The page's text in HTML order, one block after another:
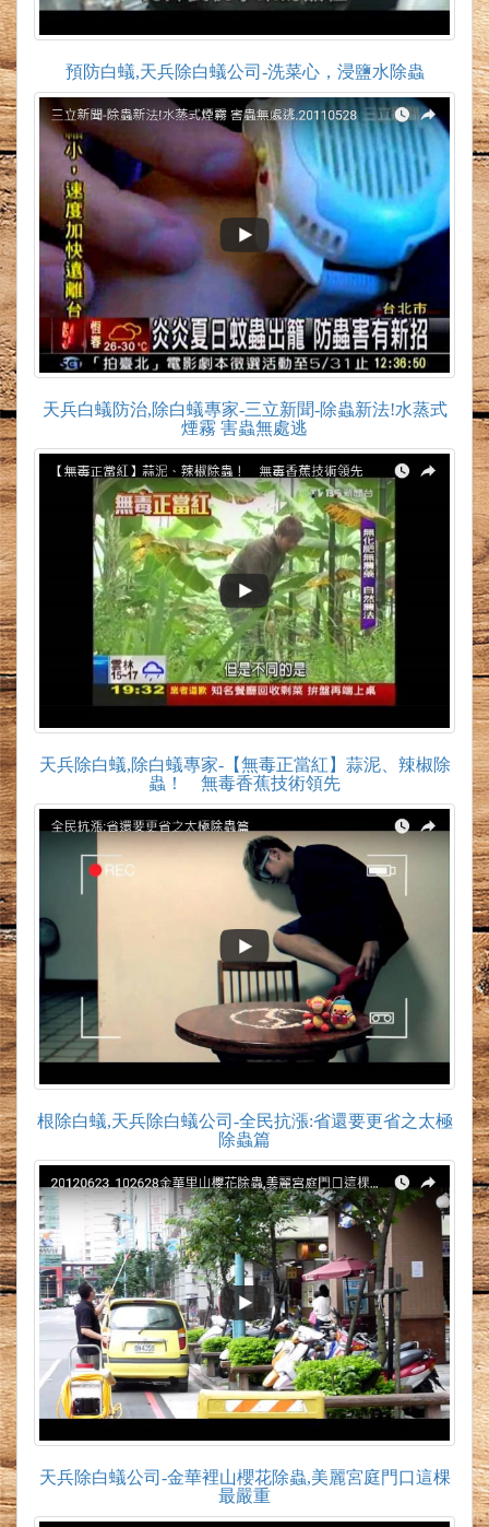
預防白蟻,天兵除白蟻公司-洗菜心，浸鹽水除蟲
天兵白蟻防治,除白蟻專家-三立新聞-除蟲新法!水蒸式
煙霧 害蟲無處逃
天兵除白蟻,除白蟻專家-【無毒正當紅】蒜泥、辣椒除
蟲！ 無毒香蕉技術領先
根除白蟻,天兵除白蟻公司-全民抗漲:省還要更省之太極
除蟲篇
天兵除白蟻公司-金華裡山櫻花除蟲,美麗宮庭門口這棵
最嚴重